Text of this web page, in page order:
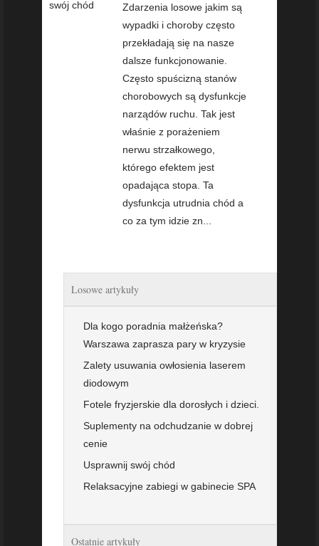
Zdarzenia losowe jakim są
wypadki i choroby często
przekładają się na nasze
dalsze funkcjonowanie.
Często spuścizną stanów
chorobowych są dysfunkcje
narządów ruchu. Tak jest
właśnie z porażeniem
nerwu strzałkowego,
którego efektem jest
opadająca stopa. Ta
dysfunkcja utrudnia chód a
co za tym idzie zn...
Losowe artykuły
Dla kogo poradnia małżeńska?
Warszawa zaprasza pary w kryzysie
Zalety usuwania owłosienia laserem
diodowym
Fotele fryzjerskie dla dorosłych i dzieci.
Suplementy na odchudzanie w dobrej
cenie
Usprawnij swój chód
Relaksacyjne zabiegi w gabinecie SPA
Ostatnie artykuły